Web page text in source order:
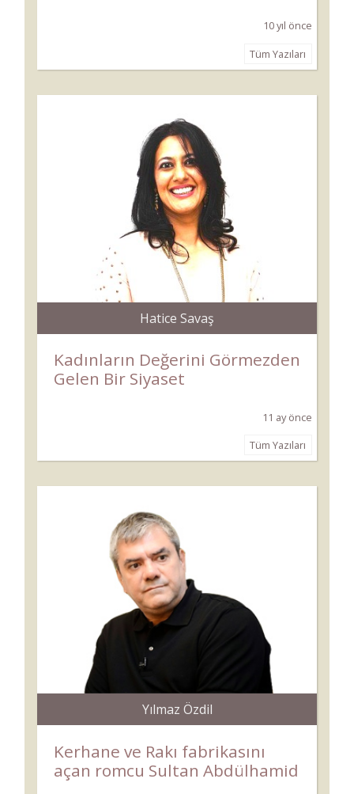
10 yıl önce
Tüm Yazıları
Hatice Savaş
Kadınların Değerini Görmezden
Gelen Bir Siyaset
11 ay önce
Tüm Yazıları
Yılmaz Özdil
Kerhane ve Rakı fabrikasını
açan romcu Sultan Abdülhamid